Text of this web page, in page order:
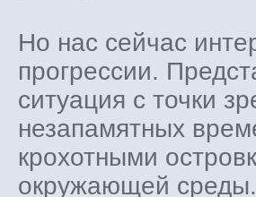
Но нас сейчас
прогрессии.
ситуация с точки
незапамятных
крохотными
окружающей среды.